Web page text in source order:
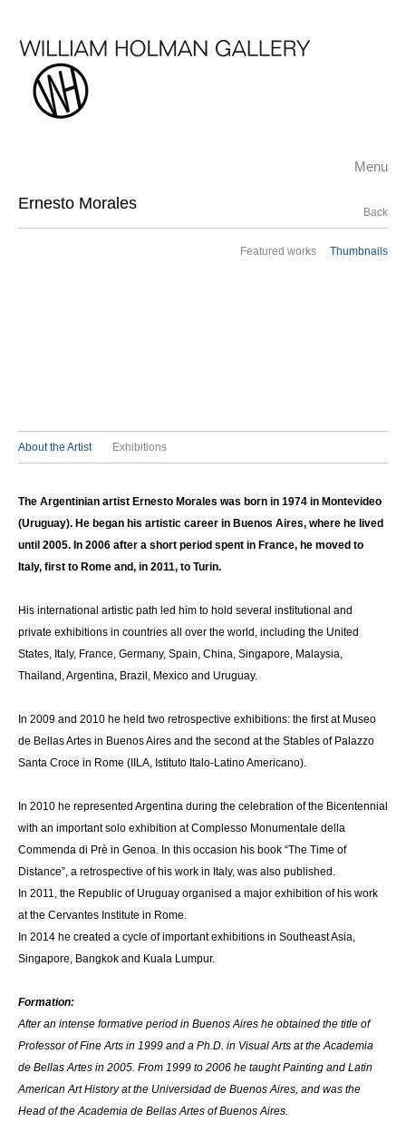
Menu
Ernesto Morales Back
Featured works Thumbnails
About the Artist Exhibitions
The Argentinian artist Ernesto Morales was born in 1974 in Montevideo
(Uruguay). He began his artistic career in Buenos Aires, where he lived
until 2005. In 2006 after a short period spent in France, he moved to
Italy, first to Rome and, in 2011, to Turin.
His international artistic path led him to hold several institutional and
private exhibitions in countries all over the world, including the United
States, Italy, France, Germany, Spain, China, Singapore, Malaysia,
Thailand, Argentina, Brazil, Mexico and Uruguay.
In 2009 and 2010 he held two retrospective exhibitions: the first at Museo
de Bellas Artes in Buenos Aires and the second at the Stables of Palazzo
Santa Croce in Rome (IILA, Istituto Italo-Latino Americano).
In 2010 he represented Argentina during the celebration of the Bicentennial
with an important solo exhibition at Complesso Monumentale della
Commenda di Prè in Genoa. In this occasion his book “The Time of
Distance”, a retrospective of his work in Italy, was also published.
In 2011, the Republic of Uruguay organised a major exhibition of his work
at the Cervantes Institute in Rome.
In 2014 he created a cycle of important exhibitions in Southeast Asia,
Singapore, Bangkok and Kuala Lumpur.
Formation:
After an intense formative period in Buenos Aires he obtained the title of
Professor of Fine Arts in 1999 and a Ph.D. in Visual Arts at the Academia
de Bellas Artes in 2005. From 1999 to 2006 he taught Painting and Latin
American Art History at the Universidad de Buenos Aires, and was the
Head of the Academia de Bellas Artes of Buenos Aires.